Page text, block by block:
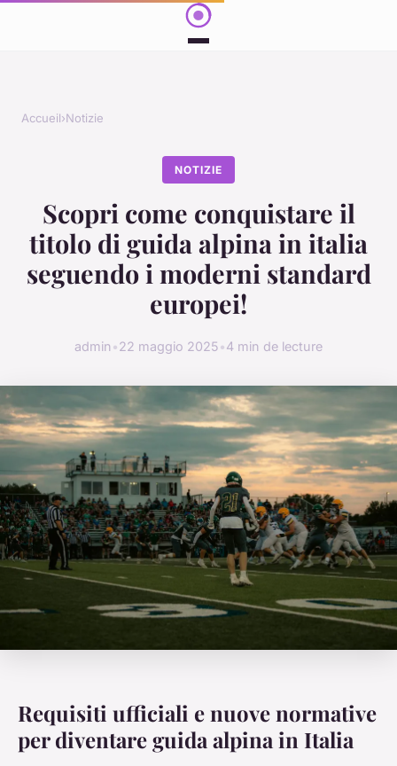
Accueil›Notizie
NOTIZIE
Scopri come conquistare il
titolo di guida alpina in italia
seguendo i moderni standard
europei!
admin•22 maggio 2025•4 min de lecture
Requisiti ufficiali e nuove normative
per diventare guida alpina in Italia